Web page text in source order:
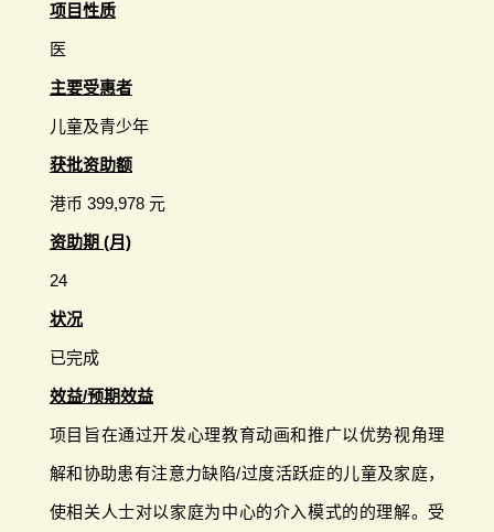
项目性质
医
主要受惠者
儿童及青少年
获批资助额
港币 399,978 元
资助期 (月)
24
状况
已完成
效益/预期效益
项目旨在通过开发心理教育动画和推广以优势视角理
解和协助患有注意力缺陷/过度活跃症的儿童及家庭，
使相关人士对以家庭为中心的介入模式的的理解。受